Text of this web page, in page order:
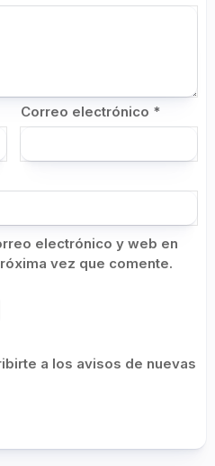
Correo electrónico *
electrónico y web en
vez que comente.
a los avisos de nuevas